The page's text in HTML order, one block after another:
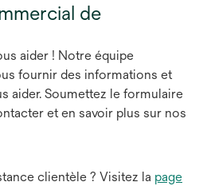
de
aider ! Notre équipe
fournir des informations et
aider. Soumettez le formulaire
et en savoir plus sur nos
clientèle ? Visitez la page